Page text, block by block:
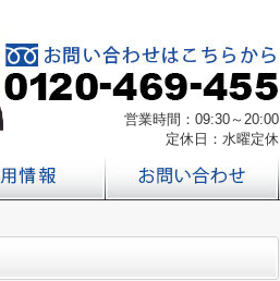
営業時間：09:30～20:00
定休日：水曜定休